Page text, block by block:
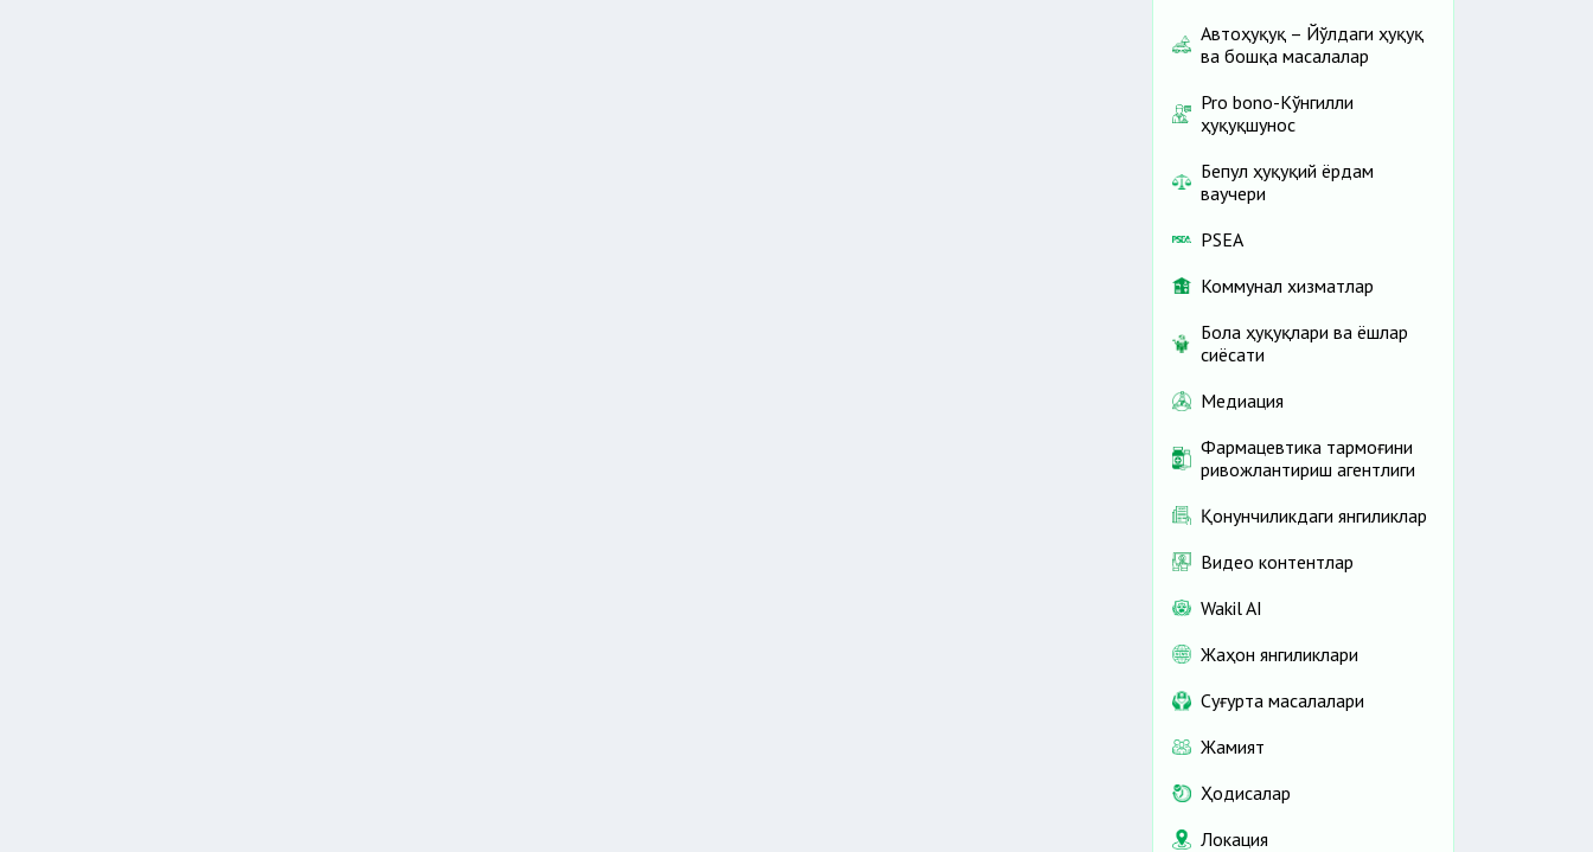
Автоҳуқуқ – Йўлдаги ҳуқуқ
ва бошқа масалалар
Pro bono-Кўнгилли
ҳуқуқшунос
Бепул ҳуқуқий ёрдам
ваучери
PSEA
Коммунал хизматлар
Бола ҳуқуқлари ва ёшлар
сиёсати
Медиация
Фармацевтика тармоғини
ривожлантириш агентлиги
Қонунчиликдаги янгиликлар
Видео контентлар
Wakil AI
Жаҳон янгиликлари
Cуғурта масалалари
Жамият
Ҳодисалар
Локация